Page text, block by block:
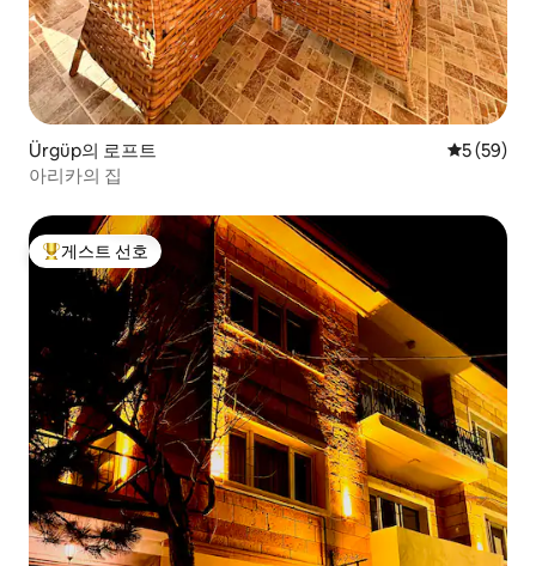
Ürgüp의 로프트 평점 5점(5
5 (59)
아리카의 집
상위 게스트 선호
게스트 선호